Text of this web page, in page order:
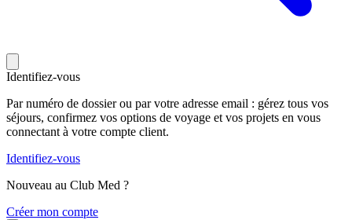
Identifiez-vous
Par numéro de dossier ou par votre adresse email : gérez tous vos
séjours, confirmez vos options de voyage et vos projets en vous
connectant à votre compte client.
Identifiez-vous
Nouveau au Club Med ?
Créer mon compte